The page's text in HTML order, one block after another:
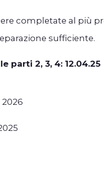
completate al più
sufficiente.
parti 2, 3, 4: 12.04.25